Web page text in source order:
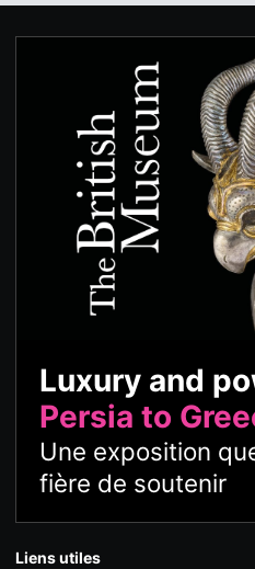
Luxury and
Persia to
Une exposition
fière de soutenir
Liens utiles